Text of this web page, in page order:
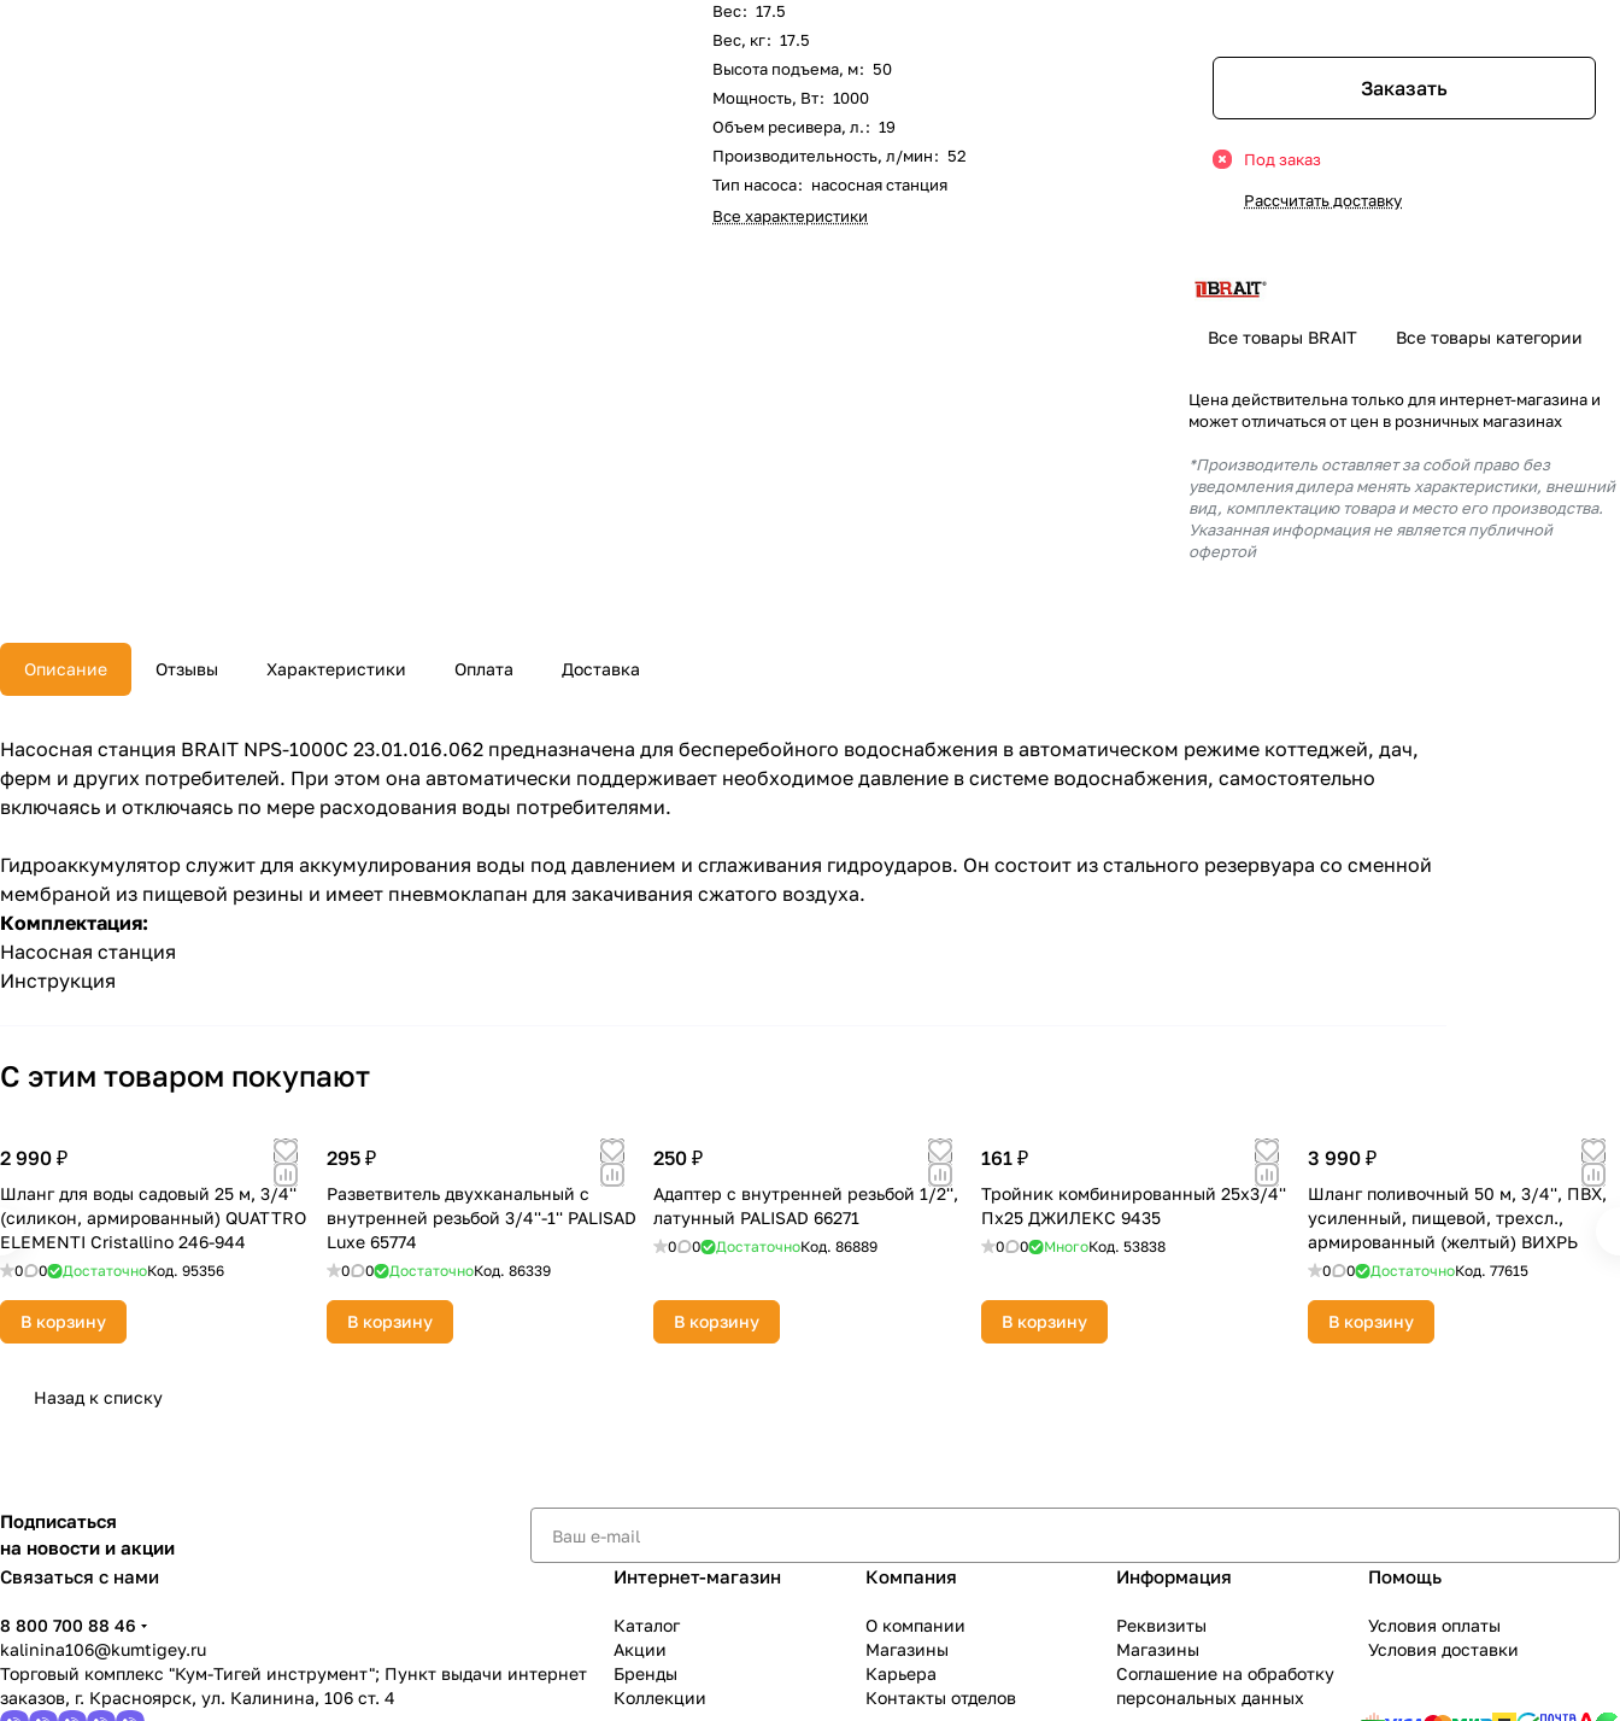
Вес: 17.5
Вес, кг: 17.5
Высота подъема, м: 50
Мощность, Вт: 1000
Объем ресивера, л.: 19
Производительность, л/мин: 52
Тип насоса: насосная станция
Все характеристики
Заказать
Под заказ
Рассчитать доставку
Все товары BRAIT Все товары категории
Цена действительна только для интернет-магазина и
может отличаться от цен в розничных магазинах
*Производитель оставляет за собой право без
уведомления дилера менять характеристики, внешний
вид, комплектацию товара и место его производства.
Указанная информация не является публичной
офертой
Описание Отзывы Характеристики Оплата Доставка
Насосная станция BRAIT NPS-1000C 23.01.016.062 предназначена для бесперебойного водоснабжения в автоматическом режиме коттеджей, дач,
ферм и других потребителей. При этом она автоматически поддерживает необходимое давление в системе водоснабжения, самостоятельно
включаясь и отключаясь по мере расходования воды потребителями.
Гидроаккумулятор служит для аккумулирования воды под давлением и сглаживания гидроударов. Он состоит из стального резервуара со сменной
мембраной из пищевой резины и имеет пневмоклапан для закачивания сжатого воздуха.
Комплектация:
Насосная станция
Инструкция
С этим товаром покупают
2 990 ₽
Шланг для воды садовый 25 м, 3/4''
(силикон, армированный) QUATTRO
ELEMENTI Cristallino 246-944
0 0 ДостаточноКод. 95356
В корзину
295 ₽
Разветвитель двухканальный с
внутренней резьбой 3/4''-1'' PALISAD
Luxe 65774
0 0 ДостаточноКод.86339
В корзину
250 ₽
Адаптер с внутренней резьбой 1/2'',
латунный PALISAD 66271
0 0 ДостаточноКод.86889
В корзину
161 ₽
Тройник комбинированный 25х3/4''
Пх25 ДЖИЛЕКС 9435
0 0 МногоКод. 53838
В корзину
3 990 ₽
Шланг поливочный 50 м, 3/4'', ПВХ,
усиленный, пищевой, трехсл.,
армированный (желтый) ВИХРЬ
0 0 ДостаточноКод. 77615
В корзину
Назад к списку
Подписаться
на новости и акции
Связаться с нами
8 800 700 88 46
kalinina106@kumtigey.ru
Торговый комплекс "Кум-Тигей инструмент"; Пункт выдачи интернет
заказов, г. Красноярск, ул. Калинина, 106 ст. 4
Интернет-магазин
Каталог
Акции
Бренды
Коллекции
Компания
О компании
Магазины
Карьера
Контакты отделов
Информация
Реквизиты
Магазины
Соглашение на обработку
персональных данных
Помощь
Условия оплаты
Условия доставки
Получайте товар выбранный способом
Оставшиеся75% будутсписываться
с вашей картыпо25%каждые 2 недели